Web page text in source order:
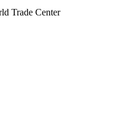
Trade Center